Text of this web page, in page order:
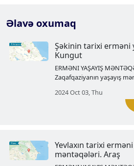
Əlavə oxumaq